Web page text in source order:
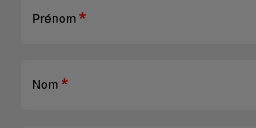
Prénom
Nom